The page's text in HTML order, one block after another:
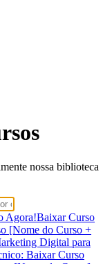
nossa biblioteca
Agora!Baixar Curso
[Nome do Curso +
Digital para
Baixar Curso